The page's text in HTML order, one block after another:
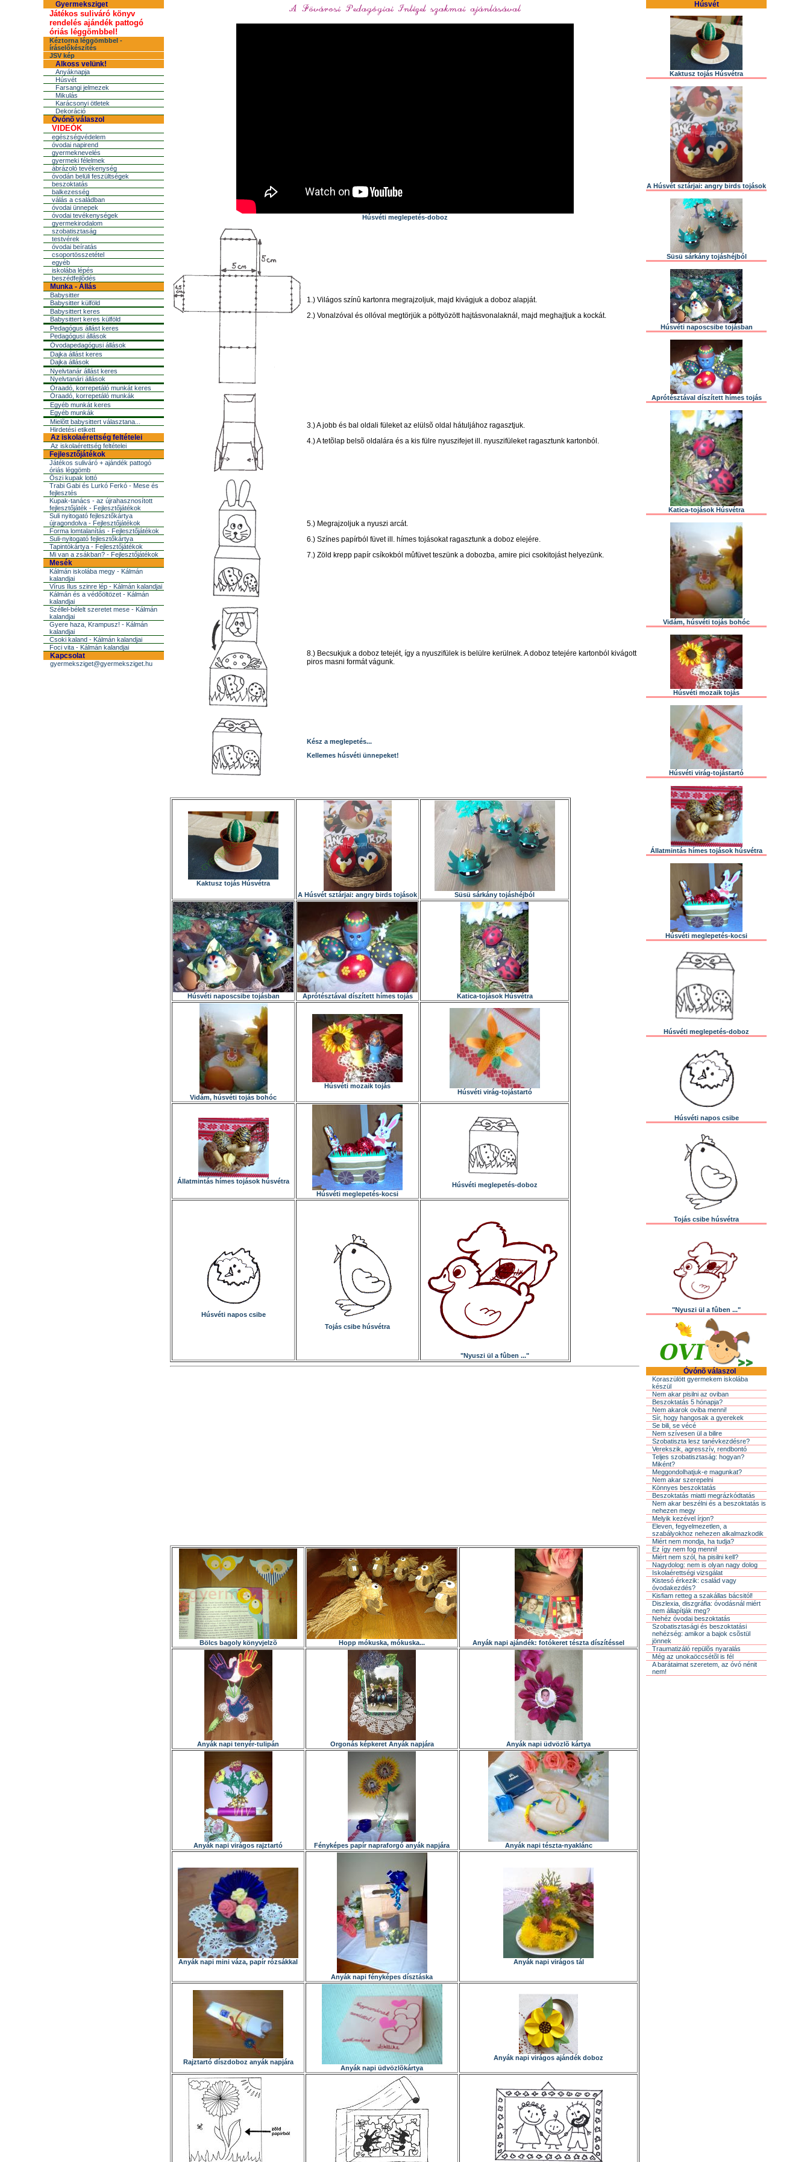
Gyermeksziget
Játékos suliváró könyv
rendelés ajándék pattogó
óriás léggömbbel!
Kéztorna léggömbbel -
íráselőkészítés
JSV kép
Alkoss velünk!
Anyáknapja
Húsvét
Farsangi jelmezek
Mikulás
Karácsonyi ötletek
Dekoráció
Óvónõ válaszol
VIDEÓK
egészségvédelem
óvodai napirend
gyermeknevelés
gyermeki félelmek
ábrázoló tevékenység
óvodán belüli feszültségek
beszoktatás
balkezesség
válás a családban
óvodai ünnepek
óvodai tevékenységek
gyermekirodalom
szobatisztaság
testvérek
óvodai beíratás
csoportösszetétel
egyéb
iskolába lépés
beszédfejlõdés
Munka - Állás
Babysitter
Babysitter külföld
Babysittert keres
Babysittert keres külföld
Pedagógus állást keres
Pedagógusi állások
Óvodapedagógusi állások
Dajka állást keres
Dajka állások
Nyelvtanár állást keres
Nyelvtanári állások
Óraadó, korrepetáló munkát keres
Óraadó, korrepetáló munkák
Egyéb munkát keres
Egyéb munkák
Mielõtt babysittert választana...
Hirdetési etikett
Az iskolaérettség feltételei
Az iskolaérettség feltételei
Fejlesztőjátékok
Játékos suliváró + ajándék pattogó
óriás léggömb
Őszi kupak lottó
Trabi Gabi és Lurkó Ferkó - Mese és
fejlesztés
Kupak-tanács - az újrahasznosított
fejlesztőjáték - Fejlesztőjátékok
Suli nyitogató fejlesztőkártya
újragondolva - Fejlesztőjátékok
Forma lomtalanítás - Fejlesztőjátékok
Suli-nyitogató fejlesztőkártya
Tapintókártya - Fejlesztőjátékok
Mi van a zsákban? - Fejlesztőjátékok
Mesék
Kálmán iskolába megy - Kálmán
kalandjai
Vírus Ilus szinre lép - Kálmán kalandjai
Kálmán és a védőöltözet - Kálmán
kalandjai
Széllel-bélelt szeretet mese - Kálmán
kalandjai
Gyere haza, Krampusz! - Kálmán
kalandjai
Csoki kaland - Kálmán kalandjai
Foci vita - Kálmán kalandjai
Kapcsolat
gyermeksziget@gyermeksziget.hu
Húsvéti meglepetés-doboz
1.) Világos színû kartonra megrajzoljuk, majd kivágjuk a doboz alapját.
2.) Vonalzóval és ollóval megtörjük a pöttyözött hajtásvonalaknál, majd meghajtjuk a kockát.
3.) A jobb és bal oldali füleket az elülsõ oldal hátuljához ragasztjuk.
4.) A tetõlap belsõ oldalára és a kis fülre nyuszifejet ill. nyuszifüleket ragasztunk kartonból.
5.) Megrajzoljuk a nyuszi arcát.
6.) Színes papírból füvet ill. hímes tojásokat ragasztunk a doboz elejére.
7.) Zöld krepp papír csíkokból mûfüvet teszünk a dobozba, amire pici csokitojást helyezünk.
8.) Becsukjuk a doboz tetejét, így a nyuszifülek is belülre kerülnek. A doboz tetejére kartonból kivágott
piros masni formát vágunk.
Kész a meglepetés...
Kellemes húsvéti ünnepeket!
Kaktusz tojás Húsvétra
A Húsvét sztárjai: angry birds tojások
Süsü sárkány tojáshéjból
Húsvéti naposcsibe tojásban Aprótésztával díszített hímes tojás Katica-tojások Húsvétra
Vidám, húsvéti tojás bohóc
Húsvéti mozaik tojás
Húsvéti virág-tojástartó
Állatmintás hímes tojások húsvétra
Húsvéti meglepetés-kocsi
Húsvéti meglepetés-doboz
Húsvéti napos csibe
Tojás csibe húsvétra
"Nyuszi ül a fûben ..."
Bölcs bagoly könyvjelzõ Hopp mókuska, mókuska... Anyák napi ajándék: fotókeret tészta díszítéssel
Anyák napi tenyér-tulipán Orgonás képkeret Anyák napjára Anyák napi üdvözlõ kártya
Anyák napi virágos rajztartó Fényképes papír napraforgó anyák napjára Anyák napi tészta-nyaklánc
Anyák napi mini váza, papír rózsákkal
Anyák napi fényképes dísztáska
Anyák napi virágos tál
Rajztartó díszdoboz anyák napjára
Anyák napi üdvözlõkártya
Anyák napi virágos ajándék doboz
Húsvét
Kaktusz tojás Húsvétra
A Húsvét sztárjai: angry birds tojások
Süsü sárkány tojáshéjból
Húsvéti naposcsibe tojásban
Aprótésztával díszített hímes tojás
Katica-tojások Húsvétra
Vidám, húsvéti tojás bohóc
Húsvéti mozaik tojás
Húsvéti virág-tojástartó
Állatmintás hímes tojások húsvétra
Húsvéti meglepetés-kocsi
Húsvéti meglepetés-doboz
Húsvéti napos csibe
Tojás csibe húsvétra
"Nyuszi ül a fûben ..."
Óvónõ válaszol
Koraszülött gyermekem iskolába
készül
Nem akar pisilni az oviban
Beszoktatás 5 hónapja?
Nem akarok oviba menni!
Sír, hogy hangosak a gyerekek
Se bili, se vécé
Nem szívesen ül a bilire
Szobatiszta lesz tanévkezdésre?
Verekszik, agresszív, rendbontó
Teljes szobatisztaság: hogyan?
Miként?
Meggondolhatjuk-e magunkat?
Nem akar szerepelni
Könnyes beszoktatás
Beszoktatás miatti megrázkódtatás
Nem akar beszélni és a beszoktatás is
nehezen megy
Melyik kezével írjon?
Eleven, fegyelmezetlen, a
szabályokhoz nehezen alkalmazkodik
Miért nem mondja, ha tudja?
Ez így nem fog menni!
Miért nem szól, ha pisilni kell?
Nagydolog: nem is olyan nagy dolog
Iskolaérettségi vizsgálat
Kistesó érkezik: család vagy
óvodakezdés?
Kisfiam retteg a szakállas bácsitól!
Diszlexia, diszgráfia: óvodásnál miért
nem állapítják meg?
Nehéz óvodai beszoktatás
Szobatisztasági és beszoktatási
nehézség: amikor a bajok csõstül
jönnek
Traumatizáló repülõs nyaralás
Még az unokaöccsétõl is fél
A barátaimat szeretem, az óvó nénit
nem!